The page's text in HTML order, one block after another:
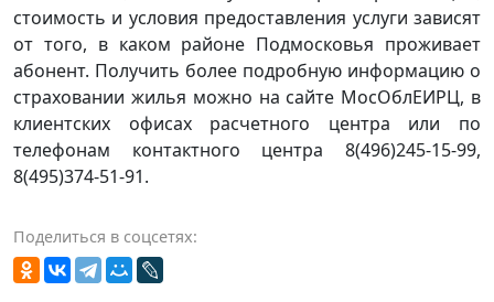
стоимость и условия предоставления услуги зависят
от того, в каком районе Подмосковья проживает
абонент. Получить более подробную информацию о
страховании жилья можно на сайте МосОблЕИРЦ, в
клиентских офисах расчетного центра или по
телефонам контактного центра 8(496)245-15-99,
8(495)374-51-91.
Поделиться в соцсетях: